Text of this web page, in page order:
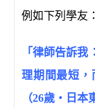
例如下列學友：
「律師告訴
理期間最短，
（26歲‧日本